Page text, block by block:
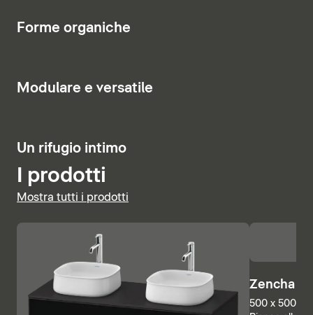
5
Forme organiche
7
Modulare e versatile
2
Un rifugio intimo
I prodotti
Mostra tutti i prodotti
Zencha
500 x 500